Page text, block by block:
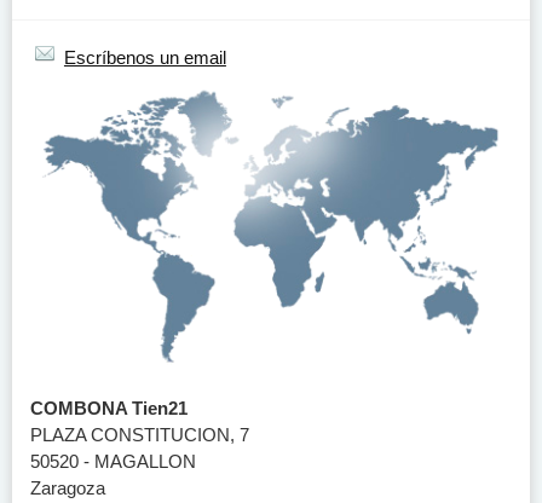
Escríbenos un email
COMBONA Tien21
PLAZA CONSTITUCION, 7
50520 - MAGALLON
Zaragoza